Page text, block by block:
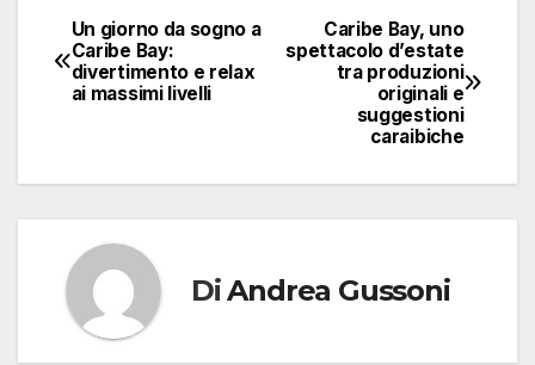
Navigazione
articoli
Caribe Bay, uno
spettacolo d’estate
tra produzioni
originali e
suggestioni
caraibiche
Un giorno da sogno a
Caribe Bay:
divertimento e relax
ai massimi livelli
DiAndrea Gussoni